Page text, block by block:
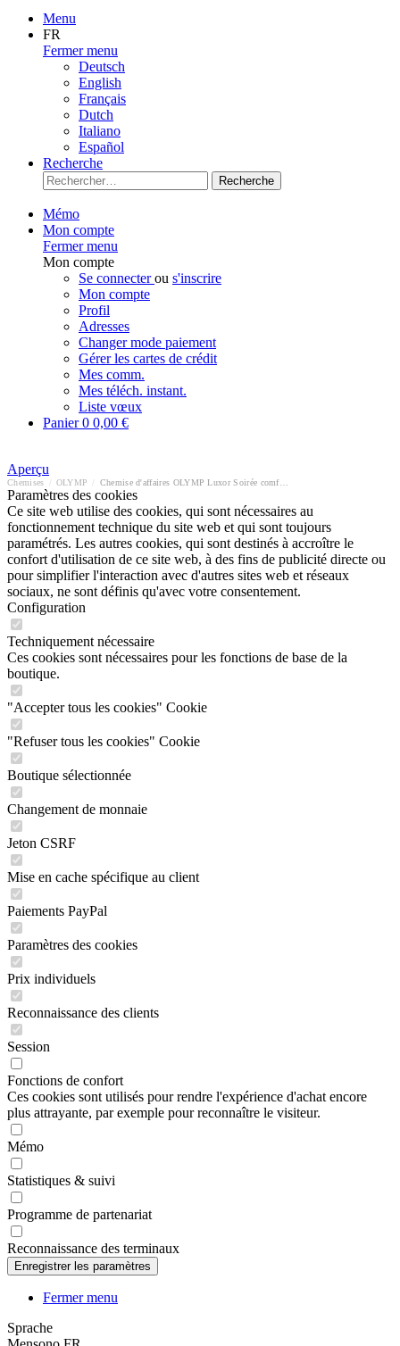
Menu
FR
Fermer menu
Deutsch
English
Français
Dutch
Italiano
Español
Recherche
Recherche
Mémo
Mon compte
Fermer menu
Mon compte
Se connecterou s'inscrire
Mon compte
Profil
Adresses
Changer mode paiement
Gérer les cartes de crédit
Mes comm.
Mes téléch. instant.
Liste vœux
Panier0 0,00 €
Aperçu
Chemises OLYMP Chemise d'affaires OLYMP Luxor Soirée comfort fit
Paramètres des cookies
Ce site web utilise des cookies, qui sont nécessaires au
fonctionnement technique du site web et qui sont toujours
paramétrés. Les autres cookies, qui sont destinés à accroître le
confort d'utilisation de ce site web, à des fins de publicité directe ou
pour simplifier l'interaction avec d'autres sites web et réseaux
sociaux, ne sont définis qu'avec votre consentement.
Configuration
Techniquement nécessaire
Ces cookies sont nécessaires pour les fonctions de base de la
boutique.
"Accepter tous les cookies" Cookie
"Refuser tous les cookies" Cookie
Boutique sélectionnée
Changement de monnaie
Jeton CSRF
Mise en cache spécifique au client
Paiements PayPal
Paramètres des cookies
Prix individuels
Reconnaissance des clients
Session
Fonctions de confort
Ces cookies sont utilisés pour rendre l'expérience d'achat encore
plus attrayante, par exemple pour reconnaître le visiteur.
Mémo
Statistiques & suivi
Programme de partenariat
Reconnaissance des terminaux
Fermer menu
Sprache